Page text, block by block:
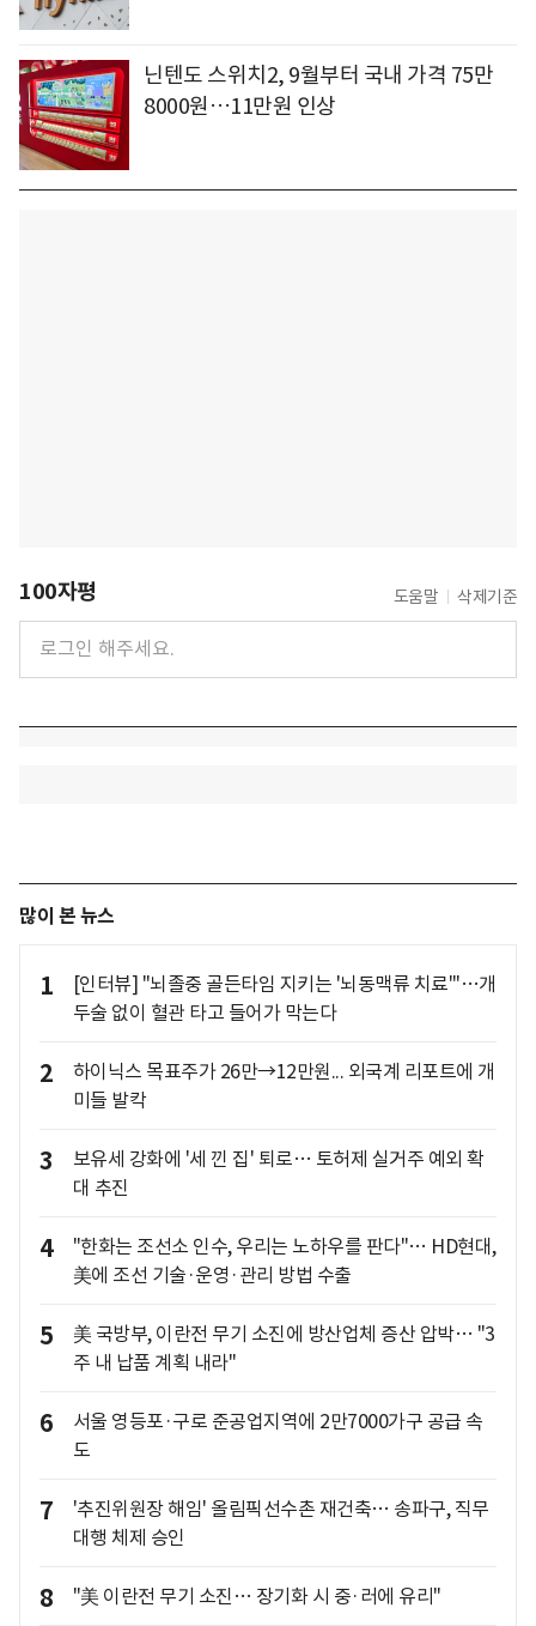
닌텐도 스위치2, 9월부터 국내 가격 75만
8000원…11만원 인상
100자평 도움말 삭제기준
많이 본 뉴스
1
[인터뷰] "뇌졸중 골든타임 지키는 '뇌동맥류 치료'"…개
두술 없이 혈관 타고 들어가 막는다
2
하이닉스 목표주가 26만→12만원... 외국계 리포트에 개
미들 발칵
3
보유세 강화에 '세 낀 집' 퇴로… 토허제 실거주 예외 확
대 추진
4
"한화는 조선소 인수, 우리는 노하우를 판다"… HD현대,
美에 조선 기술·운영·관리 방법 수출
5
美 국방부, 이란전 무기 소진에 방산업체 증산 압박… "3
주 내 납품 계획 내라"
6
서울 영등포·구로 준공업지역에 2만7000가구 공급 속
도
7
'추진위원장 해임' 올림픽선수촌 재건축… 송파구, 직무
대행 체제 승인
8 "美 이란전 무기 소진… 장기화 시 중·러에 유리"